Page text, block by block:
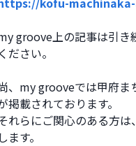
groove上の記事は引き
ください。
、my grooveでは甲府ま
掲載されております。
れらにご関心のある方
します。